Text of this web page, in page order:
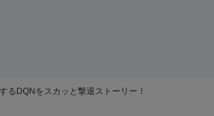
るDQNをスカッと撃退ストーリー！